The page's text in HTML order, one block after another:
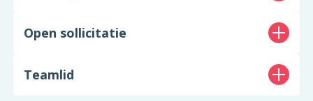
Open sollicitatie
Teamlid